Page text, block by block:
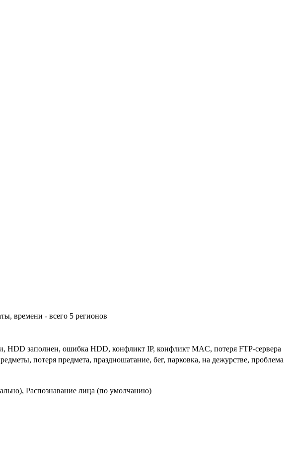
времени - всего 5 регионов
заполнен, ошибка HDD, конфликт IP, конфликт MAC, потеря FTP-сервера
потеря предмета, праздношатание, бег, парковка, на дежурстве, проблема
Распознавание лица (по умолчанию)